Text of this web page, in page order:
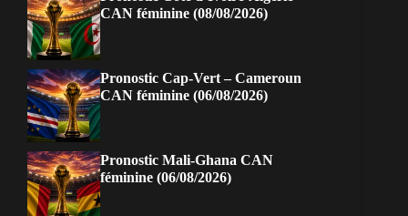
CAN féminine (08/08/2026)
Pronostic Cap-Vert – Cameroun
CAN féminine (06/08/2026)
Pronostic Mali-Ghana CAN
féminine (06/08/2026)